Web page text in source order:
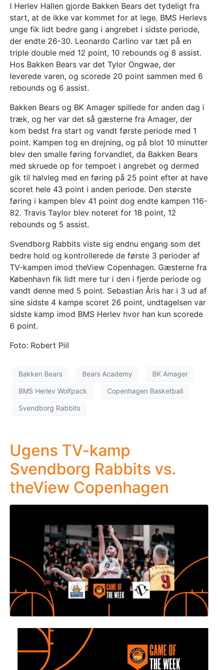
I Herlev Hallen gjorde Bakken Bears det tydeligt fra
start, at de ikke var kommet for at lege. BMS Herlevs
unge fik lidt bedre gang i angrebet i sidste periode,
der endte 26-30. Leonardo Carlino var tæt på en
triple double med 12 point, 10 rebounds og 8 assist.
Hos Bakken Bears var det Tylor Ongwae, der
leverede varen, og scorede 20 point sammen med 6
rebounds og 6 assist.
Bakken Bears og BK Amager spillede for anden dag i
træk, og her var det så gæsterne fra Amager, der
kom bedst fra start og vandt første periode med 1
point. Kampen tog en drejning, og på blot 10 minutter
blev den smalle føring forvandlet, da Bakken Bears
med skruede op for tempoet i angrebet og dermed
gik til halvleg med en føring på 25 point efter at have
scoret hele 43 point i anden periode. Den største
føring i kampen blev 41 point dog endte kampen 116-
82. Travis Taylor blev noteret for 18 point, 12
rebounds og 5 assist.
Svendborg Rabbits viste sig endnu engang som det
bedre hold og kontrollerede de første 3 perioder af
TV-kampen imod theView Copenhagen. Gæsterne fra
København fik lidt mere tur i den i fjerde periode og
vandt denne med 5 point. Sebastian Åris har i 3 ud af
sine sidste 4 kampe scoret 26 point, undtagelsen var
sidste kamp imod BMS Herlev hvor han kun scorede
6 point.
Foto: Robert Piil
Bakken Bears Bears Academy BK Amager
BMS Herlev Wolfpack Copenhagen Basketball
Svendborg Rabbits
Ugens TV-kamp
Svendborg Rabbits vs.
theView Copenhagen